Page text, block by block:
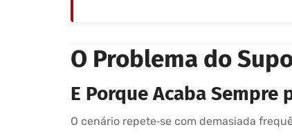
O Problema do
E Porque Acaba Sempre
O cenário repete‑se com demasiada